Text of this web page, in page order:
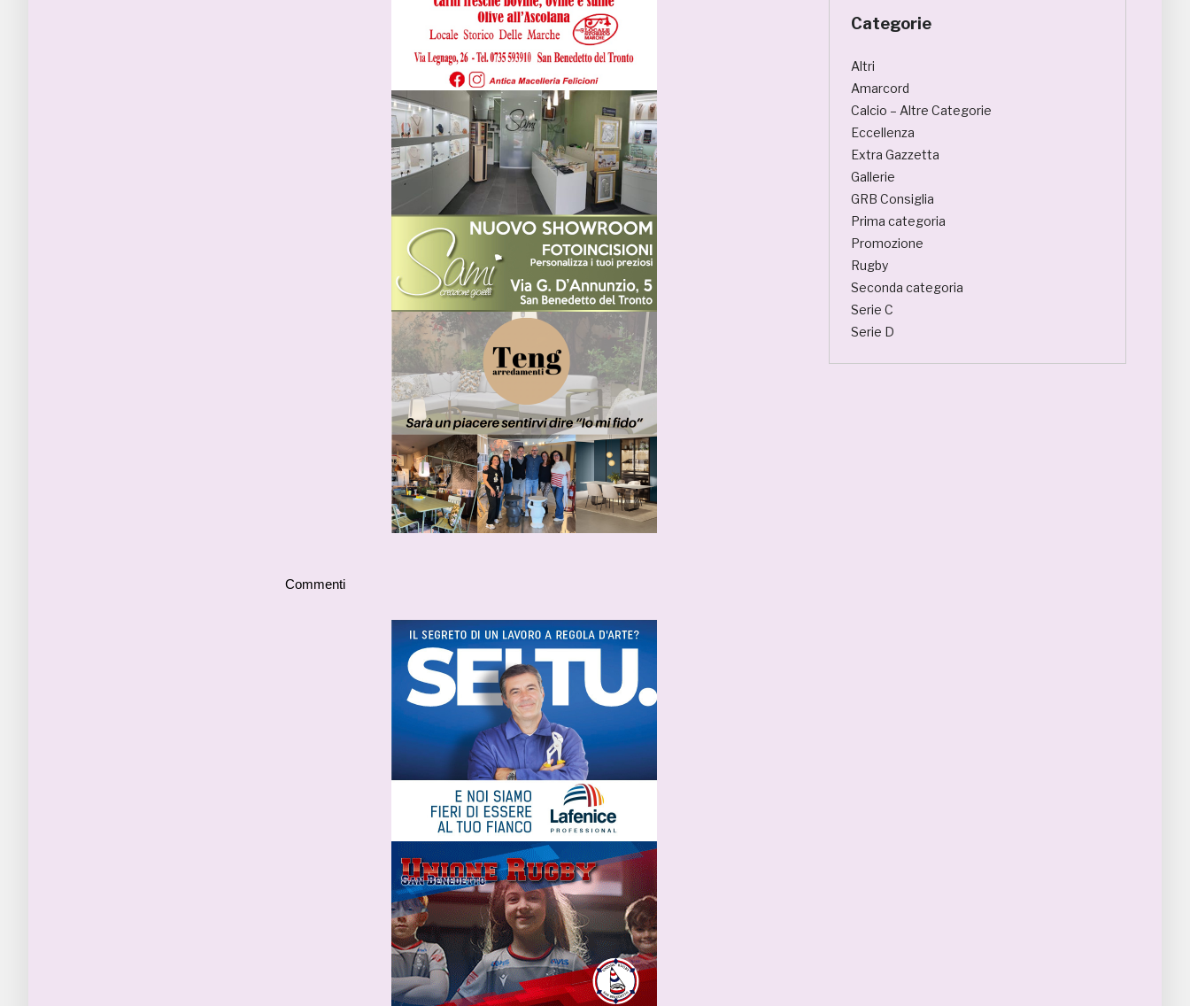
Commenti
Categorie
Altri
Amarcord
Calcio – Altre Categorie
Eccellenza
Extra Gazzetta
Gallerie
GRB Consiglia
Prima categoria
Promozione
Rugby
Seconda categoria
Serie C
Serie D